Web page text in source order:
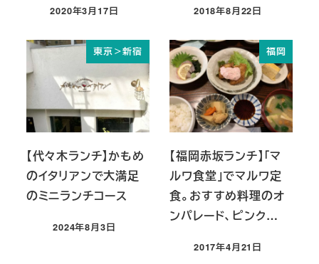
投稿日
2020年3月17日
投稿日
2018年8月22日
東京＞新宿
【代々木ランチ】かもめ
のイタリアンで大満足
のミニランチコース
投稿日
2024年8月3日
福岡
【福岡赤坂ランチ】「マ
ルワ食堂」でマルワ定
食。おすすめ料理のオ
ンパレード、ピンク…
投稿日
2017年4月21日